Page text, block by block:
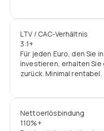
LTV / CAC-Verhältnis
3:1+
Für jeden Euro, den Sie
investieren, erhalten
zurück. Minimal rentabel.
Nettoerlösbindung
110%+